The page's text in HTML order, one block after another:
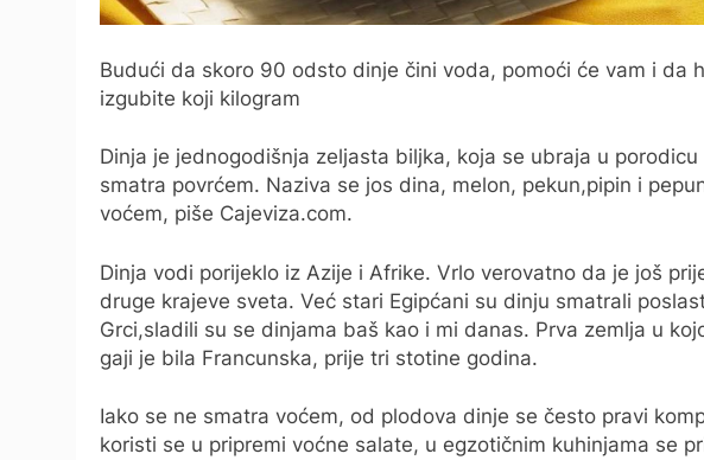
Budući da skoro 90 odsto dinje čini voda, pomoći će vam i da
izgubite koji kilogram
Dinja je jednogodišnja zeljasta biljka, koja se ubraja u
smatra povrćem. Naziva se jos dina, melon, pekun,pipin i
voćem, piše Cajeviza.com.
Dinja vodi porijeklo iz Azije i Afrike. Vrlo verovatno da je još
druge krajeve sveta. Već stari Egipćani su dinju smatrali
Grci,sladili su se dinjama baš kao i mi danas. Prva zemlja u
gaji je bila Francunska, prije tri stotine godina.
Iako se ne smatra voćem, od plodova dinje se često pravi
koristi se u pripremi voćne salate, u egzotičnim kuhinjama se